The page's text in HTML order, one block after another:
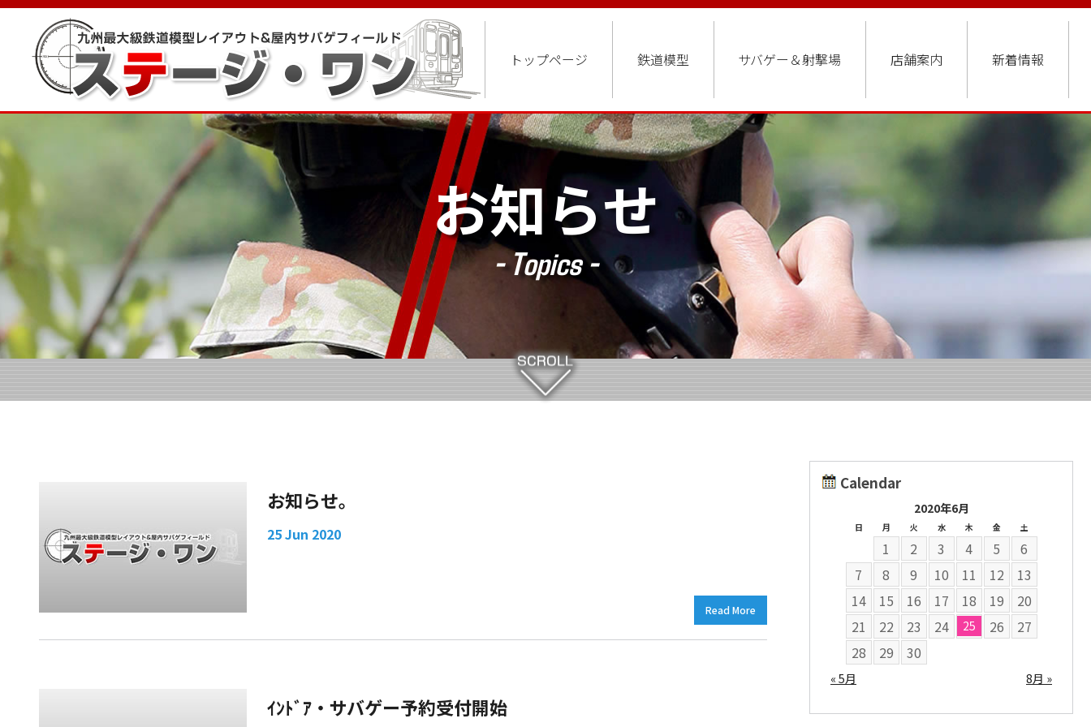
トップページ 鉄道模型 サバゲー＆射撃場 店舗案内 新着情報
お知らせ
- Topics -
お知らせ。
25 Jun 2020
Read More
ｲﾝﾄﾞｱ・サバゲー予約受付開始
Calendar
2020年6月
日 月 火 水 木 金 土
1 2 3 4 5
6
7
8 9 10 11 12
13
14
15 16 17 18 19
20
21
22 23 24 25 26
27
28
29 30
« 5月 8月 »